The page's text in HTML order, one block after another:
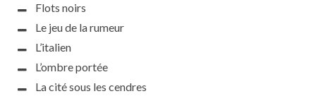
Flots noirs
Le jeu de la rumeur
L’italien
L’ombre portée
La cité sous les cendres